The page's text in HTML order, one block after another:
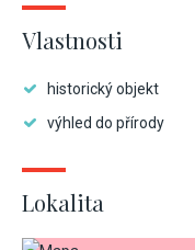
Vlastnosti
historický objekt
výhled do přírody
Lokalita